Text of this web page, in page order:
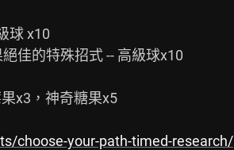
球 x10
的特殊招式 -- 高級球x10
x3，神奇糖果x5
choose-your-path-timed-research/